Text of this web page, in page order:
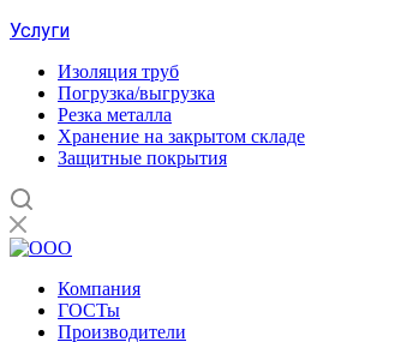
Услуги
Изоляция труб
Погрузка/выгрузка
Резка металла
Хранение на закрытом складе
Защитные покрытия
Компания
ГОСТы
Производители